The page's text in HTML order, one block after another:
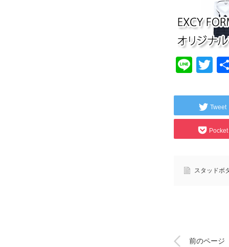
Line
Tweet
Pocket
スタッドボ
前のページ